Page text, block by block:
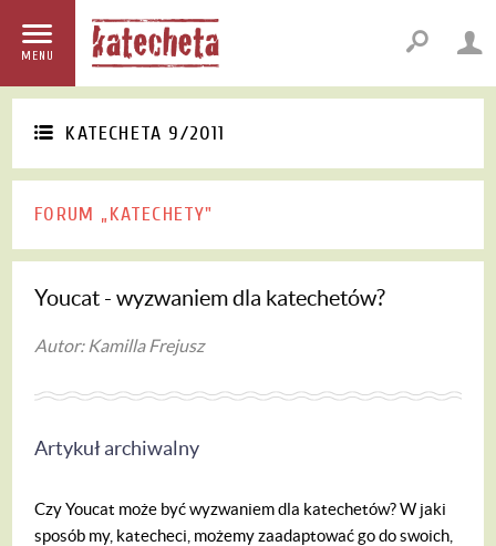
MENU
KATECHETA 9/2011
FORUM „KATECHETY"
Youcat - wyzwaniem dla katechetów?
Autor: Kamilla Frejusz
Artykuł archiwalny
Czy Youcat może być wyzwaniem dla katechetów? W jaki
sposób my, katecheci, możemy zaadaptować go do swoich,